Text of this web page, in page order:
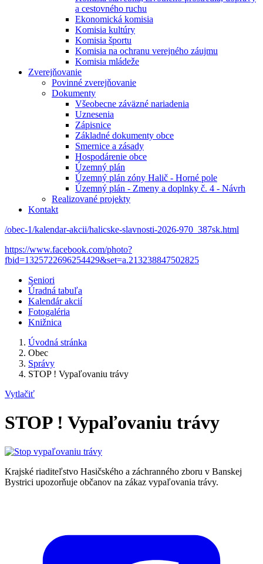
a cestovného ruchu
Ekonomická komisia
Komisia kultúry
Komisia športu
Komisia na ochranu verejného záujmu
Komisia mládeže
Zverejňovanie
Povinné zverejňovanie
Dokumenty
Všeobecne záväzné nariadenia
Uznesenia
Zápisnice
Základné dokumenty obce
Smernice a zásady
Hospodárenie obce
Územný plán
Územný plán zóny Halič - Horné pole
Územný plán - Zmeny a doplnky č. 4 - Návrh
Realizované projekty
Kontakt
/obec-1/kalendar-akcii/halicske-slavnosti-2026-970_387sk.html
https://www.facebook.com/photo?
fbid=1325722696254429&set=a.213238847502825
Seniori
Úradná tabuľa
Kalendár akcií
Fotogaléria
Knižnica
Úvodná stránka
Obec
Správy
STOP ! Vypaľovaniu trávy
Vytlačiť
STOP ! Vypaľovaniu trávy
Krajské riaditeľstvo Hasičského a záchranného zboru v Banskej
Bystrici upozorňuje občanov na zákaz vypaľovania trávy.